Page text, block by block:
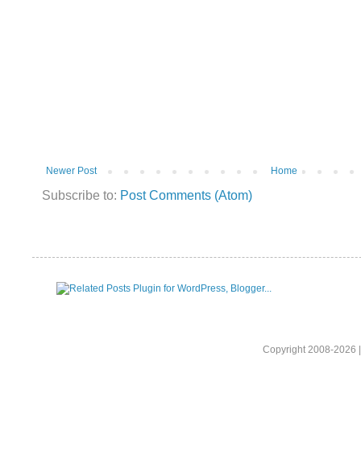
Newer Post Home
Subscribe to: Post Comments (Atom)
Copyright 2008-2026